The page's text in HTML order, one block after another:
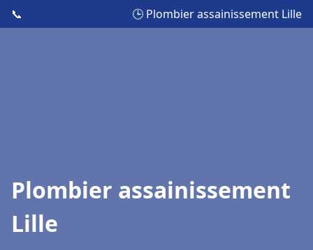
📞 🕒 Plombier assainissement Lille
Plombier assainissement
Lille